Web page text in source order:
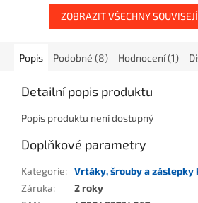
ZOBRAZIT VŠECHNY
Popis Podobné (8) Hodnocení (1)
Detailní popis produktu
Popis produktu není dostupný
Doplňkové parametry
Kategorie: Vrtáky, šrouby a záslepky
Záruka:
2 roky